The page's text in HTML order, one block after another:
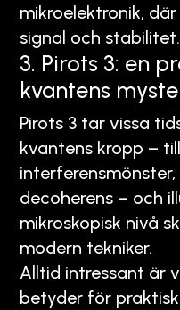
mikroelektronik,
signal och stabilitet.
3. Pirots 3: en
kvantens
Pirots 3 tar vissa
kvantens kropp –
decoherens – och
mikroskopisk nivå
modern tekniker.
Alltid intressant är
betyder för